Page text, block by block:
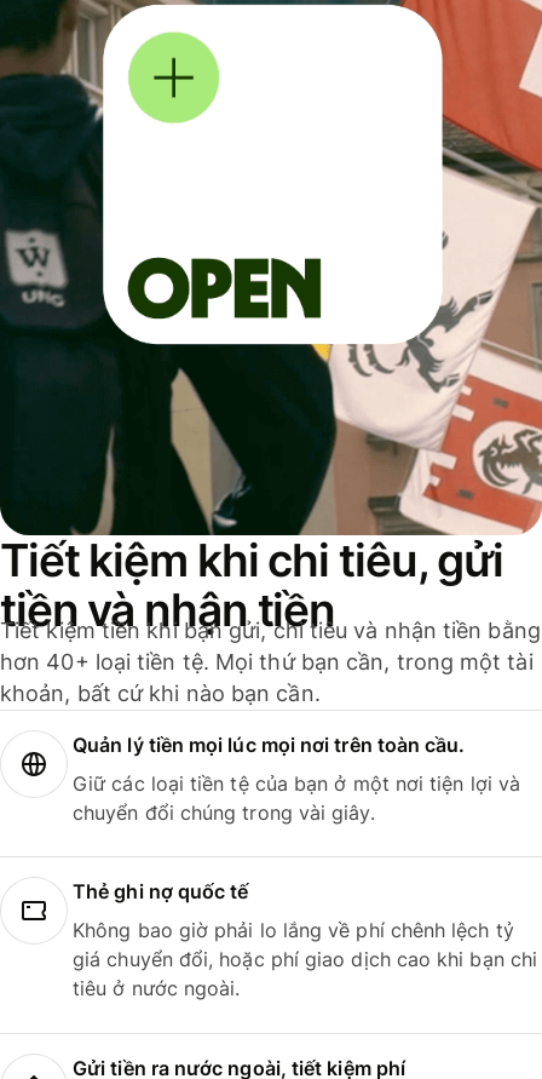
Tiết kiệm khi chi tiêu, gửi
tiền và nhận tiền
Tiết kiệm tiền khi bạn gửi, chi tiêu và nhận tiền bằng
hơn 40+ loại tiền tệ. Mọi thứ bạn cần, trong một tài
khoản, bất cứ khi nào bạn cần.
Quản lý tiền mọi lúc mọi nơi trên toàn cầu.
Giữ các loại tiền tệ của bạn ở một nơi tiện lợi và
chuyển đổi chúng trong vài giây.
Thẻ ghi nợ quốc tế
Không bao giờ phải lo lắng về phí chênh lệch tỷ
giá chuyển đổi, hoặc phí giao dịch cao khi bạn chi
tiêu ở nước ngoài.
Gửi tiền ra nước ngoài, tiết kiệm phí